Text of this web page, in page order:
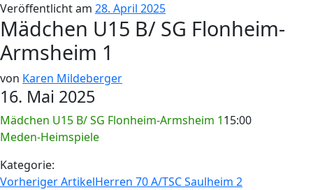
Veröffentlicht am 28. April 2025
Mädchen U15 B/ SG Flonheim-
Armsheim 1
von Karen Mildeberger
16. Mai 2025
Mädchen U15 B/ SG Flonheim-Armsheim 115:00
Meden-Heimspiele
Kategorie:
Vorheriger ArtikelHerren 70 A/TSC Saulheim 2